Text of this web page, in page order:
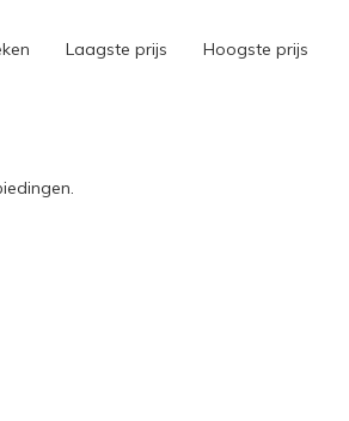
Laagste prijs Hoogste prijs